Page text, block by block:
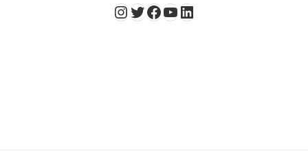
Instagram
Twitter
Facebook
YouTube - Vidéos du Chicago Poker ClubLinkedIn